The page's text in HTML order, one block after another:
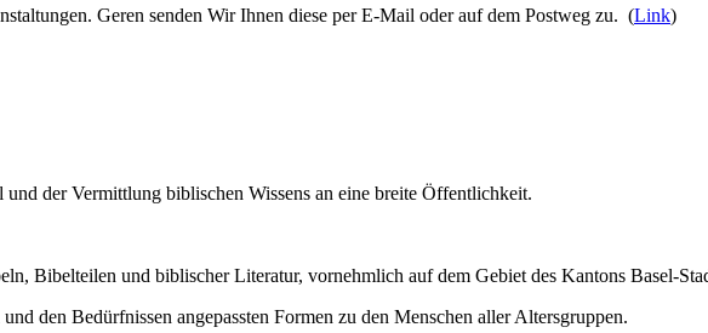
Geren senden Wir Ihnen diese per E-Mail oder auf dem Postweg zu. (Link)
der Vermittlung biblischen Wissens an eine breite Öffentlichkeit.
Bibelteilen und biblischer Literatur, vornehmlich auf dem Gebiet des Kantons Basel-
den Bedürfnissen angepassten Formen zu den Menschen aller Altersgruppen.